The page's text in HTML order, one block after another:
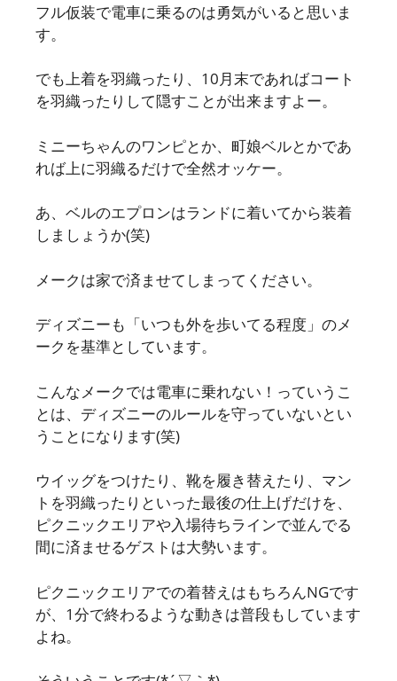
フル仮装で電車に乗るのは勇気がいると思いま
す。
でも上着を羽織ったり、10月末であればコート
を羽織ったりして隠すことが出来ますよー。
ミニーちゃんのワンピとか、町娘ベルとかであ
れば上に羽織るだけで全然オッケー。
あ、ベルのエプロンはランドに着いてから装着
しましょうか(笑)
メークは家で済ませてしまってください。
ディズニーも「いつも外を歩いてる程度」のメ
ークを基準としています。
こんなメークでは電車に乗れない！っていうこ
とは、ディズニーのルールを守っていないとい
うことになります(笑)
ウイッグをつけたり、靴を履き替えたり、マン
トを羽織ったりといった最後の仕上げだけを、
ピクニックエリアや入場待ちラインで並んでる
間に済ませるゲストは大勢います。
ピクニックエリアでの着替えはもちろんNGです
が、1分で終わるような動きは普段もしています
よね。